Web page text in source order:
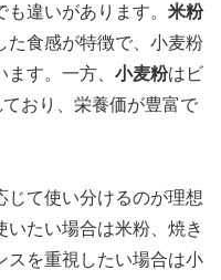
違いがあります。 米粉
た食感が特徴で、小麦粉
す。一方、 小麦粉はビ
おり、栄養価が豊富で
じて使い分けるのが理想
たい場合は米粉、焼き
スを重視したい場合は小